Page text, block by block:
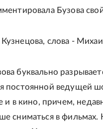
Бузова
слова -
буквально
постоянной ведущей
и в кино, причем,
сниматься в фильмах.